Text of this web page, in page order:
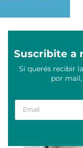
Suscribite a
Si querés recibir
por